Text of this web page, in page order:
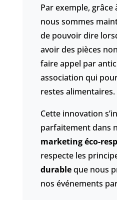
Par exemple, grâce
nous sommes
de pouvoir dire
avoir des pièces
faire appel par
association qui
restes alimentaires.
Cette innovation
parfaitement dans
marketing éco-
respecte les
durableque nous
nos événements